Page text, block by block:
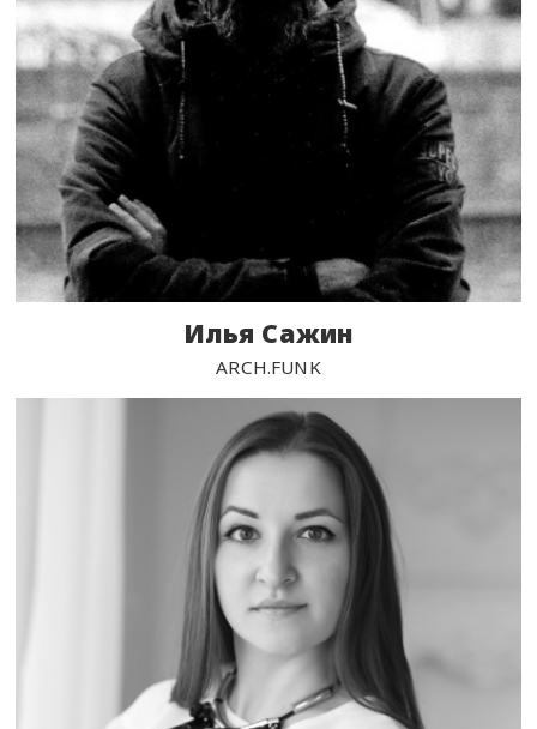
Илья Сажин
ARCH.FUNK